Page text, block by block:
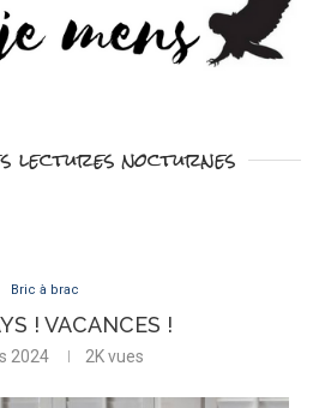
lectures nocturnes
Bric à brac
! VACANCES !
2024 2Kvues